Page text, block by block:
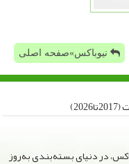
نیوباکس»صفحه اصلی
در دنیای بسته‌بندی به‌روز